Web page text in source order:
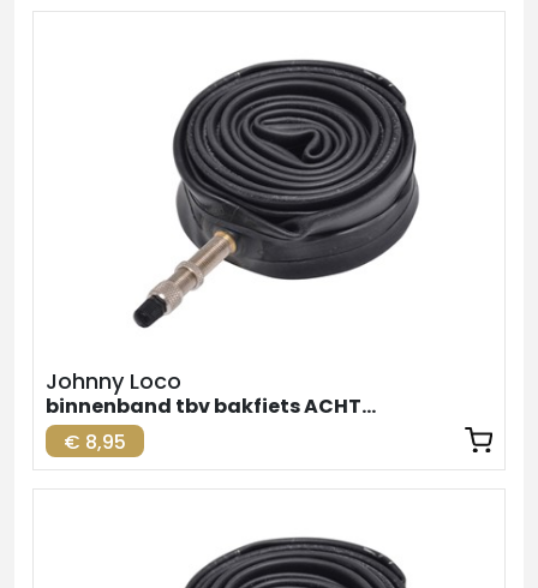
Johnny Loco
binnenband tbv bakfiets ACHTER
€ 8,95